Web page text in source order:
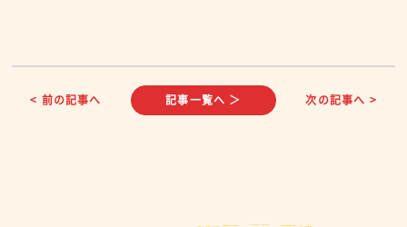
< 前の記事へ 記事一覧へ ＞ 次の記事へ >